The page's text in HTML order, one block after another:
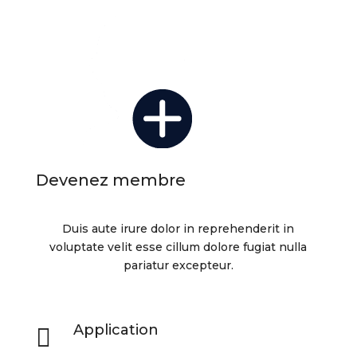
Devenez membre
Duis aute irure dolor in reprehenderit in
voluptate velit esse cillum dolore fugiat nulla
pariatur excepteur.
 Application